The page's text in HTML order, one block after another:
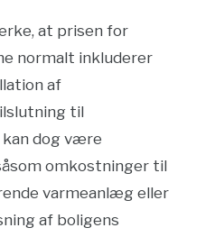
at prisen for
normalt inkluderer
af
til
dog være
omkostninger til
varmeanlæg eller
af boligens